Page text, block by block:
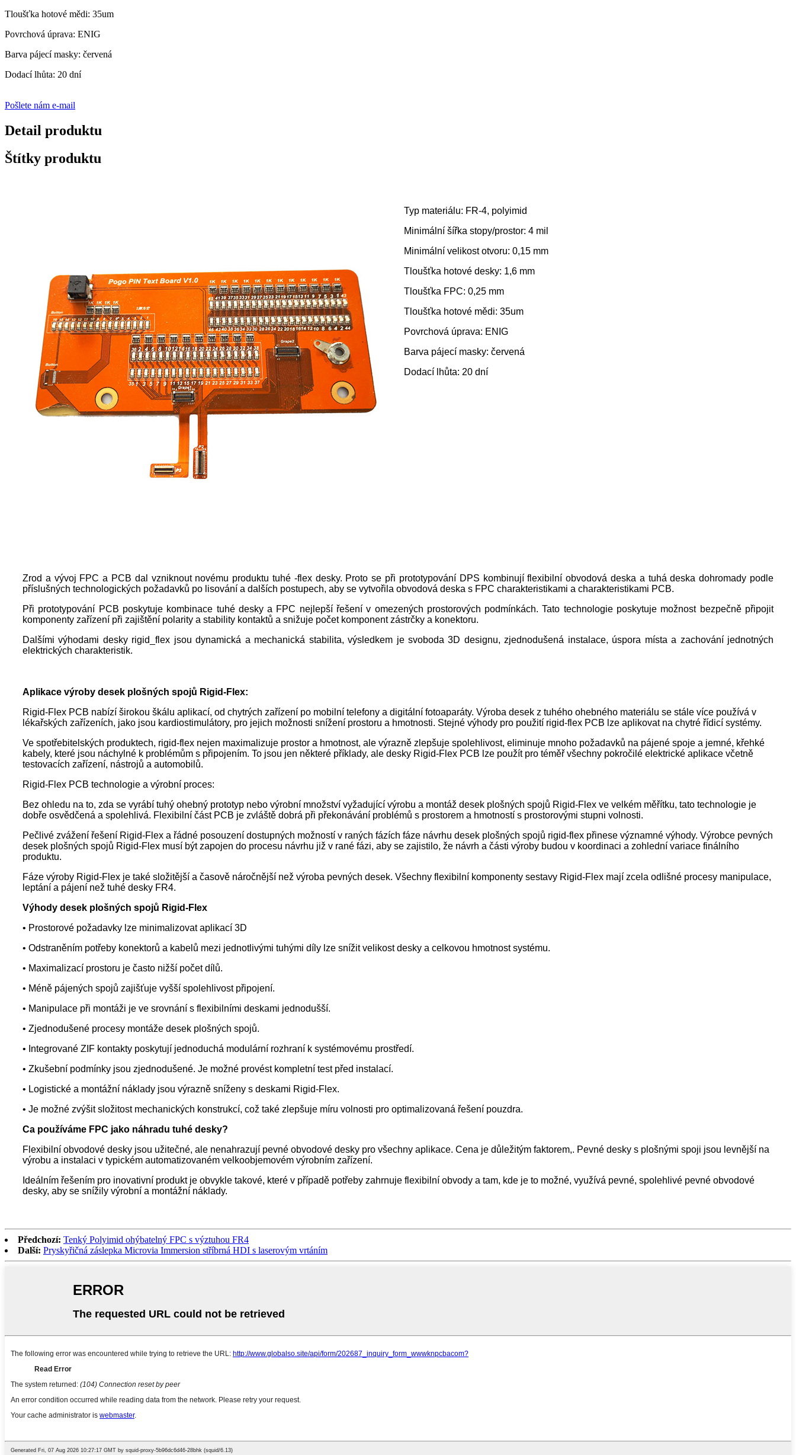
Tloušťka hotové mědi: 35um
Povrchová úprava: ENIG
Barva pájecí masky: červená
Dodací lhůta: 20 dní
Pošlete nám e-mail
Detail produktu
Štítky produktu
Typ materiálu: FR-4, polyimid
Minimální šířka stopy/prostor: 4 mil
Minimální velikost otvoru: 0,15 mm
Tloušťka hotové desky: 1,6 mm
Tloušťka FPC: 0,25 mm
Tloušťka hotové mědi: 35um
Povrchová úprava: ENIG
Barva pájecí masky: červená
Dodací lhůta: 20 dní
Zrod a vývoj FPC a PCB dal vzniknout novému produktu tuhé -flex desky. Proto se při prototypování DPS kombinují flexibilní obvodová deska a tuhá deska dohromady podle
příslušných technologických požadavků po lisování a dalších postupech, aby se vytvořila obvodová deska s FPC charakteristikami a charakteristikami PCB.
Při prototypování PCB poskytuje kombinace tuhé desky a FPC nejlepší řešení v omezených prostorových podmínkách. Tato technologie poskytuje možnost bezpečně připojit
komponenty zařízení při zajištění polarity a stability kontaktů a snižuje počet komponent zástrčky a konektoru.
Dalšími výhodami desky rigid_flex jsou dynamická a mechanická stabilita, výsledkem je svoboda 3D designu, zjednodušená instalace, úspora místa a zachování jednotných
elektrických charakteristik.
Aplikace výroby desek plošných spojů Rigid-Flex:
Rigid-Flex PCB nabízí širokou škálu aplikací, od chytrých zařízení po mobilní telefony a digitální fotoaparáty. Výroba desek z tuhého ohebného materiálu se stále více používá v
lékařských zařízeních, jako jsou kardiostimulátory, pro jejich možnosti snížení prostoru a hmotnosti. Stejné výhody pro použití rigid-flex PCB lze aplikovat na chytré řídicí systémy.
Ve spotřebitelských produktech, rigid-flex nejen maximalizuje prostor a hmotnost, ale výrazně zlepšuje spolehlivost, eliminuje mnoho požadavků na pájené spoje a jemné, křehké
kabely, které jsou náchylné k problémům s připojením. To jsou jen některé příklady, ale desky Rigid-Flex PCB lze použít pro téměř všechny pokročilé elektrické aplikace včetně
testovacích zařízení, nástrojů a automobilů.
Rigid-Flex PCB technologie a výrobní proces:
Bez ohledu na to, zda se vyrábí tuhý ohebný prototyp nebo výrobní množství vyžadující výrobu a montáž desek plošných spojů Rigid-Flex ve velkém měřítku, tato technologie je
dobře osvědčená a spolehlivá. Flexibilní část PCB je zvláště dobrá při překonávání problémů s prostorem a hmotností s prostorovými stupni volnosti.
Pečlivé zvážení řešení Rigid-Flex a řádné posouzení dostupných možností v raných fázích fáze návrhu desek plošných spojů rigid-flex přinese významné výhody. Výrobce pevných
desek plošných spojů Rigid-Flex musí být zapojen do procesu návrhu již v rané fázi, aby se zajistilo, že návrh a části výroby budou v koordinaci a zohlední variace finálního
produktu.
Fáze výroby Rigid-Flex je také složitější a časově náročnější než výroba pevných desek. Všechny flexibilní komponenty sestavy Rigid-Flex mají zcela odlišné procesy manipulace,
leptání a pájení než tuhé desky FR4.
Výhody desek plošných spojů Rigid-Flex
• Prostorové požadavky lze minimalizovat aplikací 3D
• Odstraněním potřeby konektorů a kabelů mezi jednotlivými tuhými díly lze snížit velikost desky a celkovou hmotnost systému.
• Maximalizací prostoru je často nižší počet dílů.
• Méně pájených spojů zajišťuje vyšší spolehlivost připojení.
• Manipulace při montáži je ve srovnání s flexibilními deskami jednodušší.
• Zjednodušené procesy montáže desek plošných spojů.
• Integrované ZIF kontakty poskytují jednoduchá modulární rozhraní k systémovému prostředí.
• Zkušební podmínky jsou zjednodušené. Je možné provést kompletní test před instalací.
• Logistické a montážní náklady jsou výrazně sníženy s deskami Rigid-Flex.
• Je možné zvýšit složitost mechanických konstrukcí, což také zlepšuje míru volnosti pro optimalizovaná řešení pouzdra.
Ca používáme FPC jako náhradu tuhé desky?
Flexibilní obvodové desky jsou užitečné, ale nenahrazují pevné obvodové desky pro všechny aplikace. Cena je důležitým faktorem,. Pevné desky s plošnými spoji jsou levnější na
výrobu a instalaci v typickém automatizovaném velkoobjemovém výrobním zařízení.
Ideálním řešením pro inovativní produkt je obvykle takové, které v případě potřeby zahrnuje flexibilní obvody a tam, kde je to možné, využívá pevné, spolehlivé pevné obvodové
desky, aby se snížily výrobní a montážní náklady.
Předchozí: Tenký Polyimid ohýbatelný FPC s výztuhou FR4
Další: Pryskyřičná záslepka Microvia Immersion stříbrná HDI s laserovým vrtáním